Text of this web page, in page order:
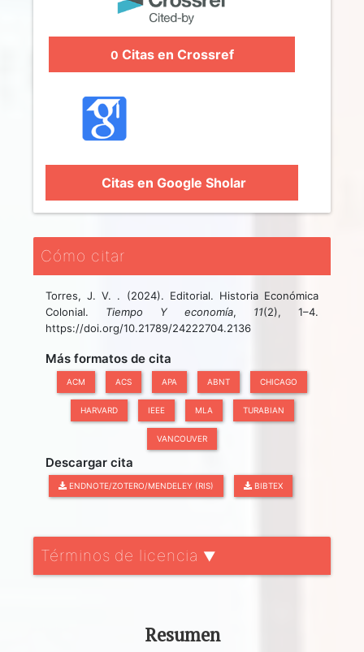
0 Citas en Crossref
Citas en Google Sholar
Cómo citar
Torres, J. V. . (2024). Editorial. Historia Económica
Colonial. Tiempo Y economía, 11(2), 1–4.
https://doi.org/10.21789/24222704.2136
Más formatos de cita
ACM ACS APA ABNT CHICAGO
HARVARD IEEE MLA TURABIAN
VANCOUVER
Descargar cita
ENDNOTE/ZOTERO/MENDELEY (RIS) BIBTEX
Términos de licencia ▼
Resumen